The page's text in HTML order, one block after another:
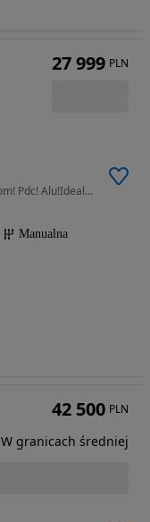
1598 cm3 • 136 KM • Cosmo! Navi! Skóry! Chrom! Pdc! Alu!Idealny Stan!Serwis ASO!Gwarancja!
Manualna
27 999 PLN
42 500 PLN
W granicach średniej